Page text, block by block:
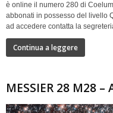
è online il numero 280 di
abbonati in possesso del livello
ad accedere contatta la
Continua a leggere
MESSIER 28 M28